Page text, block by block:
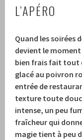
L’APÉRO
Quand les soirées
devient le
bien frais fait tout
glacé au poivron
entrée de
texture toute
intense, un peu
fraîcheur qui
magie tient à peu